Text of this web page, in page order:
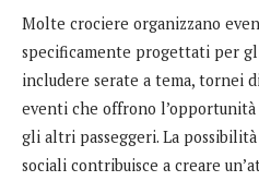
Molte crociere organizzano
specificamente progettati per
includere serate a tema, tornei
eventi che offrono
gli altri passeggeri. La
sociali contribuisce a creare